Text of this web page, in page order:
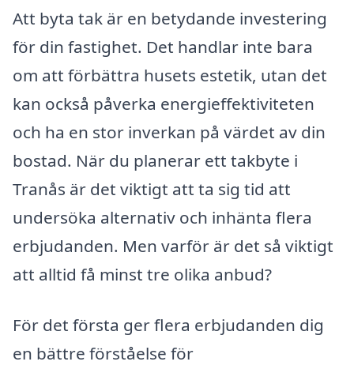
Att byta tak är en betydande investering
för din fastighet. Det handlar inte bara
om att förbättra husets estetik, utan det
kan också påverka energieffektiviteten
och ha en stor inverkan på värdet av din
bostad. När du planerar ett takbyte i
Tranås är det viktigt att ta sig tid att
undersöka alternativ och inhänta flera
erbjudanden. Men varför är det så viktigt
att alltid få minst tre olika anbud?
För det första ger flera erbjudanden dig
en bättre förståelse för